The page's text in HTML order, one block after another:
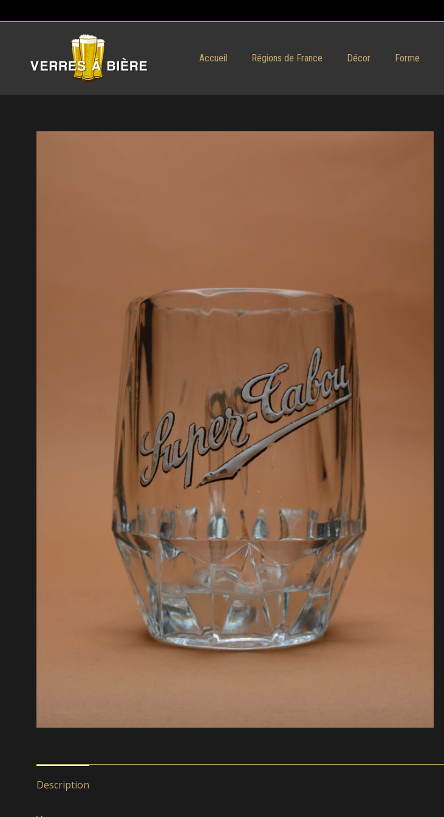
Accueil Régions de France Décor Forme
Description